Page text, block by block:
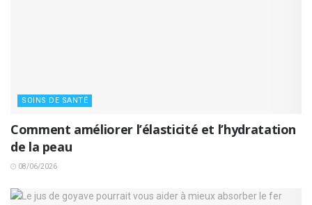
SOINS DE SANTÉ
Comment améliorer l’élasticité et l’hydratation
de la peau
08/06/2026